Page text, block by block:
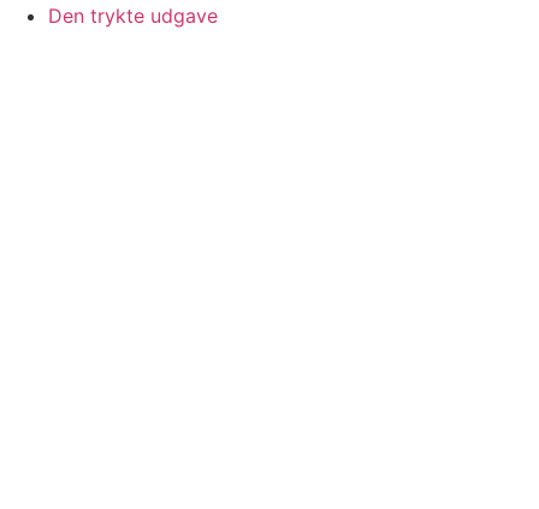
Den trykte udgave